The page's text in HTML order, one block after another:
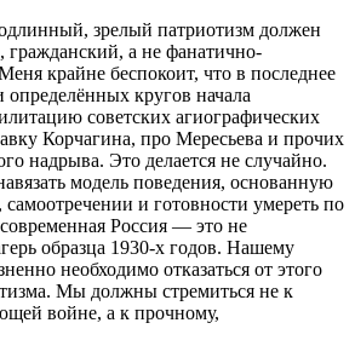
зрелый патриотизм должен
гражданский, а не фанатично-
крайне беспокоит, что в последнее
определённых кругов начала
советских агиографических
Корчагина, про Мересьева и прочих
надрыва. Это делается не случайно.
модель поведения, основанную
и готовности умереть по
Россия — это не
образца 1930-х годов. Нашему
необходимо отказаться от этого
Мы должны стремиться не к
войне, а к прочному,